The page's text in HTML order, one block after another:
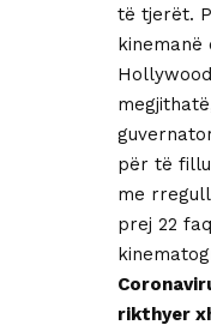
të tjerët.
kinemanë
për të
me
prej 22
rikthyer